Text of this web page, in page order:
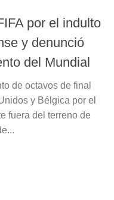
por el indulto
y denunció
del Mundial
de octavos de final
y Bélgica por el
fuera del terreno de